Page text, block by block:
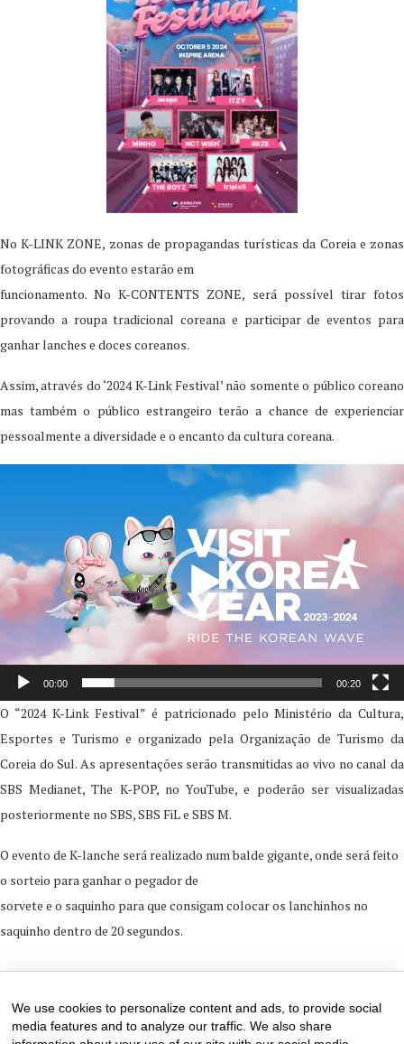
No K-LINK ZONE, zonas de propagandas turísticas da Coreia e zonas
fotográficas do evento estarão em
funcionamento. No K-CONTENTS ZONE, será possível tirar fotos
provando a roupa tradicional coreana e participar de eventos para
ganhar lanches e doces coreanos.
Assim, através do ‘2024 K-Link Festival’ não somente o público coreano
mas também o público estrangeiro terão a chance de experienciar
pessoalmente a diversidade e o encanto da cultura coreana.
00:00 00:20
O “2024 K-Link Festival” é patricionado pelo Ministério da Cultura,
Esportes e Turismo e organizado pela Organização de Turismo da
Coreia do Sul. As apresentações serão transmitidas ao vivo no canal da
SBS Medianet, The K-POP, no YouTube, e poderão ser visualizadas
posteriormente no SBS, SBS FiL e SBS M.
O evento de K-lanche será realizado num balde gigante, onde será feito
o sorteio para ganhar o pegador de
sorvete e o saquinho para que consigam colocar os lanchinhos no
saquinho dentro de 20 segundos.
We use cookies to personalize content and ads, to provide social
media features and to analyze our traffic. We also share